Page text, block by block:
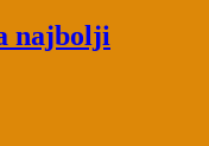
najbolji